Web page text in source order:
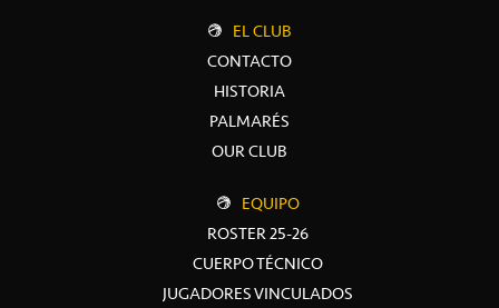
EL CLUB
CONTACTO
HISTORIA
PALMARÉS
OUR CLUB
EQUIPO
ROSTER 25-26
CUERPO TÉCNICO
JUGADORES VINCULADOS